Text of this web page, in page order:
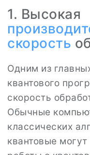
1. Высокая
скорость
Одним из
квантового
скорость
Обычные
классических
квантовые могут